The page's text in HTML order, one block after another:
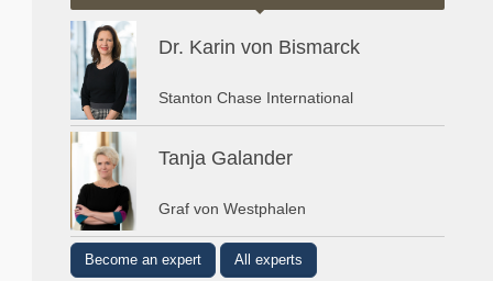
Dr. Karin von Bismarck
Stanton Chase International
Tanja Galander
Graf von Westphalen
Become an expert All experts